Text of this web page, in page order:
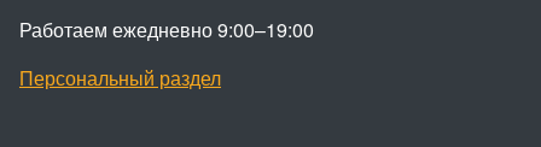
Работаем ежедневно 9:00–19:00
Персональный раздел